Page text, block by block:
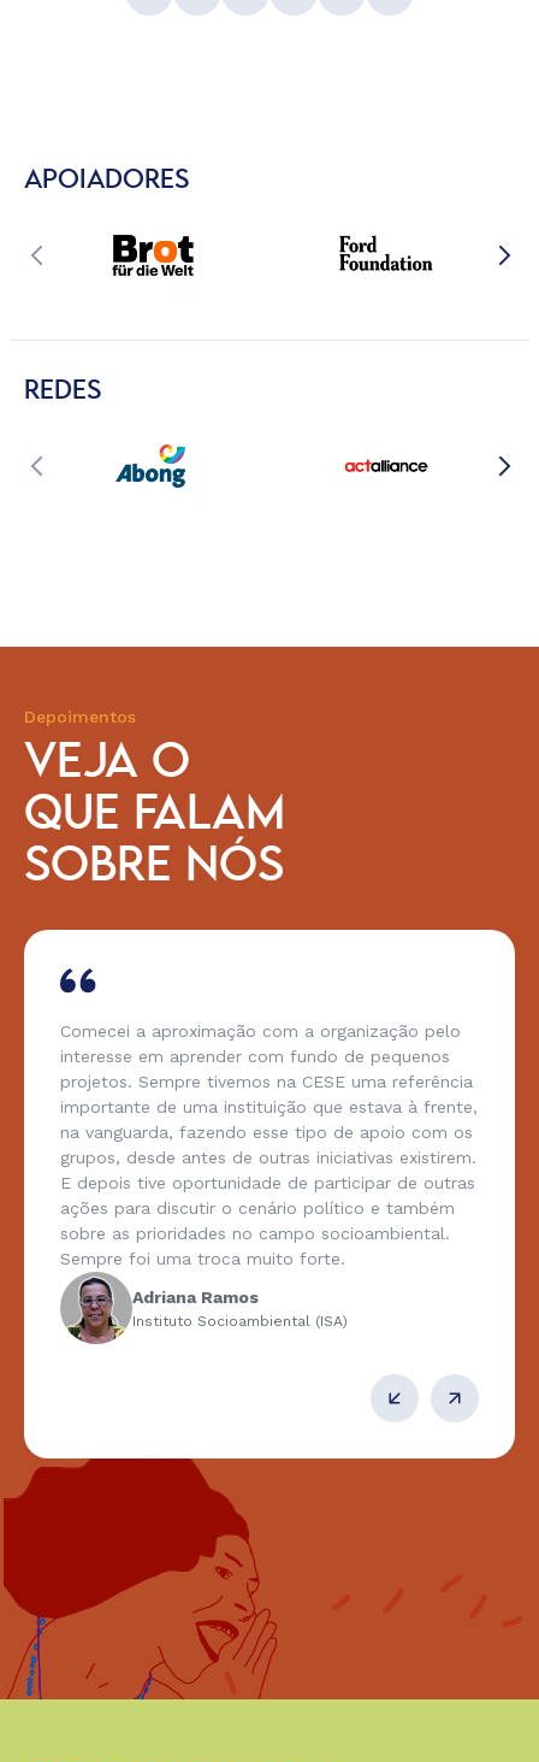
APOIADORES
REDES
Depoimentos
VEJA O
QUE FALAM
SOBRE NÓS
Comecei a aproximação com a organização pelo
interesse em aprender com fundo de pequenos
projetos. Sempre tivemos na CESE uma referência
importante de uma instituição que estava à frente,
na vanguarda, fazendo esse tipo de apoio com os
grupos, desde antes de outras iniciativas existirem.
E depois tive oportunidade de participar de outras
ações para discutir o cenário político e também
sobre as prioridades no campo socioambiental.
Sempre foi uma troca muito forte.
Adriana Ramos
Instituto Socioambiental (ISA)